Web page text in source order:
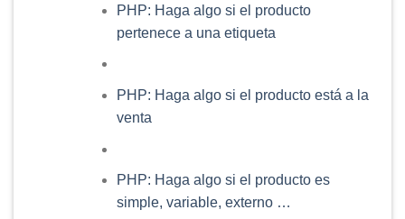
PHP: Haga algo si el producto
pertenece a una etiqueta
PHP: Haga algo si el producto está a la
venta
PHP: Haga algo si el producto es
simple, variable, externo …